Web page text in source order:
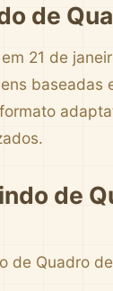
de
21 de
baseadas
de
de Quadro